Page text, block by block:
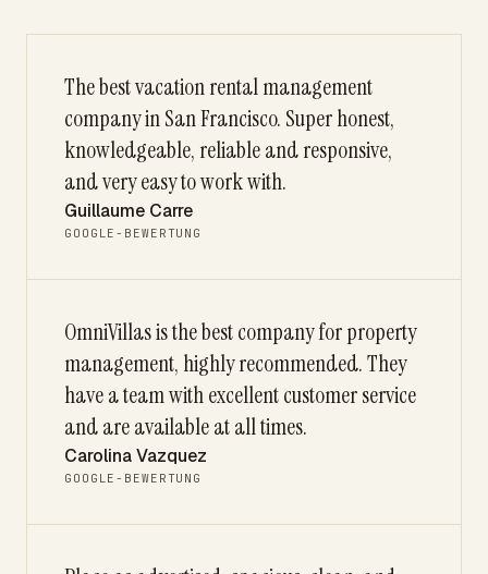
The best vacation rental management
company in San Francisco. Super honest,
knowledgeable, reliable and responsive,
and very easy to work with.
Guillaume Carre
GOOGLE-BEWERTUNG
OmniVillas is the best company for property
management, highly recommended. They
have a team with excellent customer service
and are available at all times.
Carolina Vazquez
GOOGLE-BEWERTUNG